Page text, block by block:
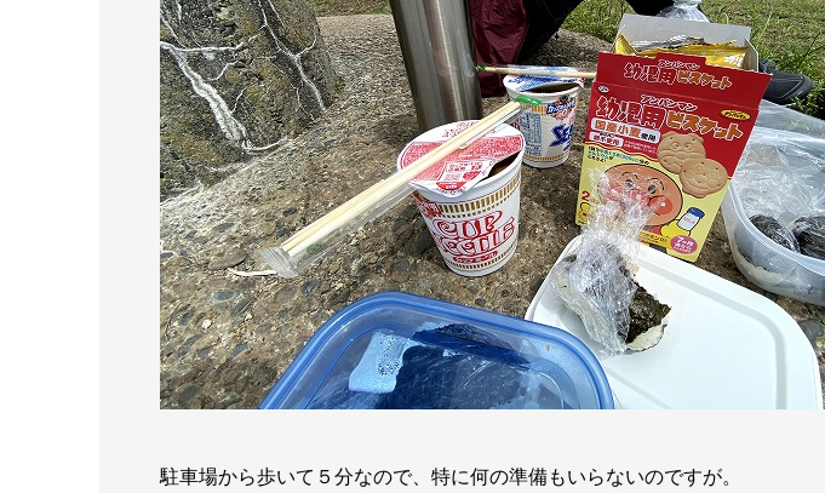
駐車場から歩いて５分なので、特に何の準備もいらないのですが。